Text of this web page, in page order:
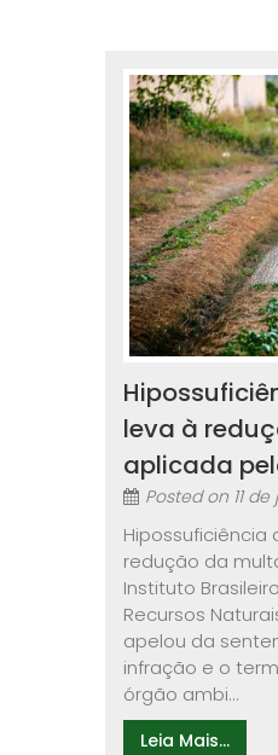
leva à
aplicada
Posted on 11
Hipossuficiência
redução da
Instituto
Recursos
apelou da
infração e o
órgão ambi...
Leia Mais...